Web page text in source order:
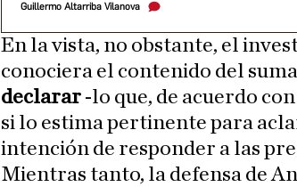
Guillermo Altarriba Vilanova
En la vista, no obstante, el
conociera el contenido del
declarar -lo que, de acuerdo
si lo estima pertinente para
intención de responder a las
Mientras tanto, la defensa de